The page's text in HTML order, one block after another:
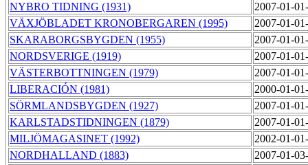
NYBRO TIDNING (1931)
2007-01-
VÄXJÖBLADET KRONOBERGAREN (1995)
2007-01-
SKARABORGSBYGDEN (1955)
2007-01-
NORDSVERIGE (1919)
2007-01-
VÄSTERBOTTNINGEN (1979)
2007-01-
LIBERACIÓN (1981)
2000-01-
SÖRMLANDSBYGDEN (1927)
2007-01-
KARLSTADSTIDNINGEN (1879)
2007-01-
MILJÖMAGASINET (1992)
2002-01-
NORDHALLAND (1883)
2007-01-